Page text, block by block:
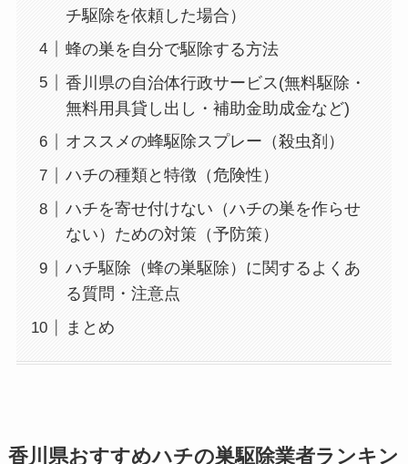
チ駆除を依頼した場合）
蜂の巣を自分で駆除する方法
香川県の自治体行政サービス(無料駆除・
無料用具貸し出し・補助金助成金など)
オススメの蜂駆除スプレー（殺虫剤）
ハチの種類と特徴（危険性）
ハチを寄せ付けない（ハチの巣を作らせ
ない）ための対策（予防策）
ハチ駆除（蜂の巣駆除）に関するよくあ
る質問・注意点
まとめ
香川県おすすめハチの巣駆除業者ランキン